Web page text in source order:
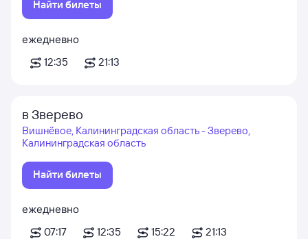
Найти билеты
ежедневно
12:35
21:13
в Зверево
Вишнёвое, Калининградская область - Зверево,
Калининградская область
Найти билеты
ежедневно
07:17
12:35 15:22 21:13